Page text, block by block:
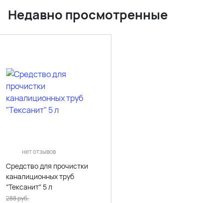
Недавно просмотренные
нет отзывов
Средство для прочистки
каналиционных труб
"Тексанит" 5 л
288руб.